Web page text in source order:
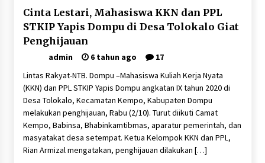
Cinta Lestari, Mahasiswa KKN dan PPL
STKIP Yapis Dompu di Desa Tolokalo Giat
Penghijauan
admin 6 tahun ago
17
Lintas Rakyat-NTB. Dompu –Mahasiswa Kuliah Kerja Nyata
(KKN) dan PPL STKIP Yapis Dompu angkatan IX tahun 2020 di
Desa Tolokalo, Kecamatan Kempo, Kabupaten Dompu
melakukan penghijauan, Rabu (2/10). Turut diikuti Camat
Kempo, Babinsa, Bhabinkamtibmas, aparatur pemerintah, dan
masyatakat desa setempat. Ketua Kelompok KKN dan PPL,
Rian Armizal mengatakan, penghijauan dilakukan […]